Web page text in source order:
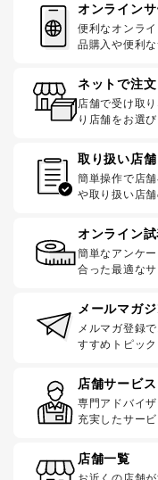
オンライン
便利なオンラ
品購入や便利
ネットで注
店舗で受け取
り店舗をお選
取り扱い店
簡単操作で店
や取り扱い店舗
オンライン
簡単なアンケ
合った最適なサ
メールマガ
メルマガ登録
すすめトピック
店舗サービス
専門アドバイ
充実したサー
店舗一覧